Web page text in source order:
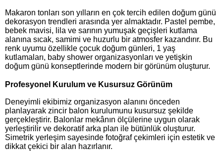
Makaron tonları son yılların en çok tercih edilen doğum günü
dekorasyon trendleri arasında yer almaktadır. Pastel pembe,
bebek mavisi, lila ve sarının yumuşak geçişleri kutlama
alanına sıcak, samimi ve huzurlu bir atmosfer kazandırır. Bu
renk uyumu özellikle çocuk doğum günleri, 1 yaş
kutlamaları, baby shower organizasyonları ve yetişkin
doğum günü konseptlerinde modern bir görünüm oluşturur.
Profesyonel Kurulum ve Kusursuz Görünüm
Deneyimli ekibimiz organizasyon alanını önceden
planlayarak zincir balon kurulumunu kusursuz şekilde
gerçekleştirir. Balonlar mekânın ölçülerine uygun olarak
yerleştirilir ve dekoratif arka plan ile bütünlük oluşturur.
Simetrik yerleşim sayesinde fotoğraf çekimleri için estetik ve
dikkat çekici bir alan hazırlanır.